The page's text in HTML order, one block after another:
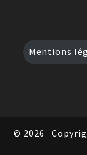
Mentions
© 2026